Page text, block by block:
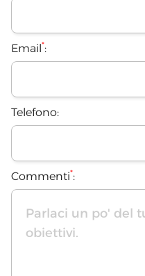
Email*:
Telefono:
Commenti*: